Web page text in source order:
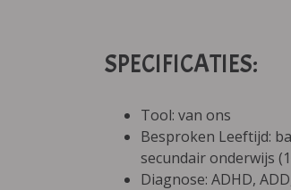
SPECIFICATIES:
Tool: van ons
Besproken Leeftijd:
secundair onderwijs
Diagnose: ADHD,